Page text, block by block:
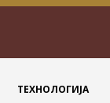
ТЕХНОЛОГИЈА